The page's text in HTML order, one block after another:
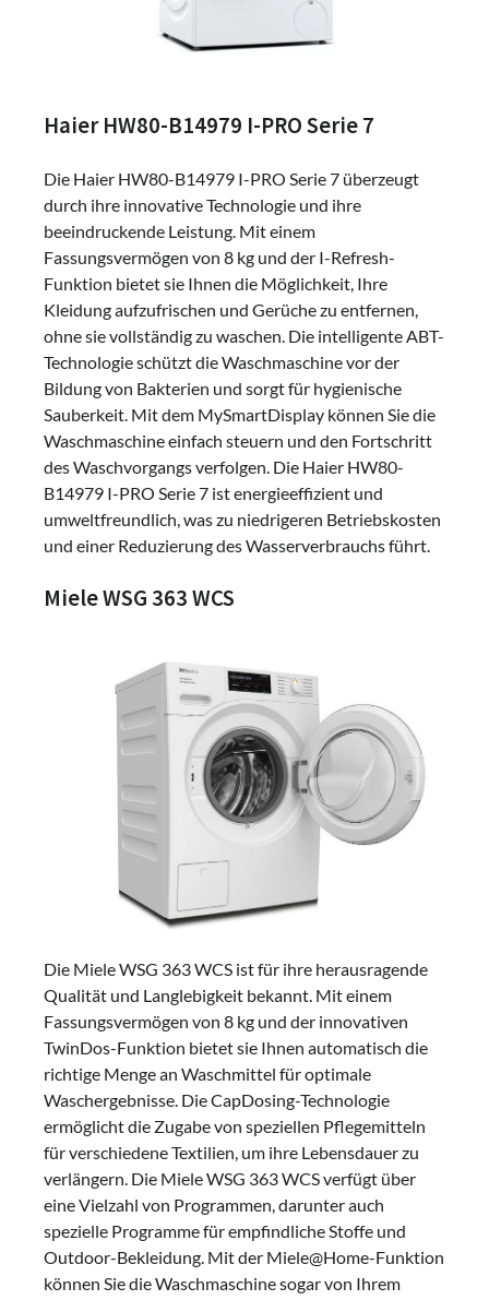
Haier HW80-B14979 I-PRO Serie 7
Die Haier HW80-B14979 I-PRO Serie 7 überzeugt
durch ihre innovative Technologie und ihre
beeindruckende Leistung. Mit einem
Fassungsvermögen von 8 kg und der I-Refresh-
Funktion bietet sie Ihnen die Möglichkeit, Ihre
Kleidung aufzufrischen und Gerüche zu entfernen,
ohne sie vollständig zu waschen. Die intelligente ABT-
Technologie schützt die Waschmaschine vor der
Bildung von Bakterien und sorgt für hygienische
Sauberkeit. Mit dem MySmartDisplay können Sie die
Waschmaschine einfach steuern und den Fortschritt
des Waschvorgangs verfolgen. Die Haier HW80-
B14979 I-PRO Serie 7 ist energieeffizient und
umweltfreundlich, was zu niedrigeren Betriebskosten
und einer Reduzierung des Wasserverbrauchs führt.
Miele WSG 363 WCS
Die Miele WSG 363 WCS ist für ihre herausragende
Qualität und Langlebigkeit bekannt. Mit einem
Fassungsvermögen von 8 kg und der innovativen
TwinDos-Funktion bietet sie Ihnen automatisch die
richtige Menge an Waschmittel für optimale
Waschergebnisse. Die CapDosing-Technologie
ermöglicht die Zugabe von speziellen Pflegemitteln
für verschiedene Textilien, um ihre Lebensdauer zu
verlängern. Die Miele WSG 363 WCS verfügt über
eine Vielzahl von Programmen, darunter auch
spezielle Programme für empfindliche Stoffe und
Outdoor-Bekleidung. Mit der Miele@Home-Funktion
können Sie die Waschmaschine sogar von Ihrem